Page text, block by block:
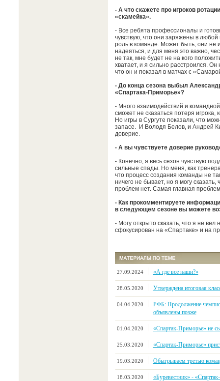
- А что скажете про игроков
«скамейка».
- Все ребята профессионалы и
чувствую, что они заряжены в
роль в команде. Может быть, они не
надеяться, и для меня это важно,
не так, мне будет не на кого
хватает, и я сильно расстроился. Он
что он и показал в матчах с
- До конца сезона выбыл
«Спартака-Приморье»?
- Много взаимодействий и
сможет не сказаться потеря
Но игры в Сургуте показали, что
запасе. И Володя Белов, и Андрей
доверие.
- А вы чувствуете доверие
- Конечно, я весь сезон чувствую
сильные спады. Но меня, как
что процесс создания команды не
ничего не бывает, но я могу
проблем нет. Самая главная
- Как прокомментируете
в следующем сезоне вы можете
- Могу открыто сказать, что я не вел
сфокусирован на «Спартаке» и на
27.09.2024 «А где все наши?»
28.05.2020 Утверждена итоговая
04.04.2020
РФБ: Продолжение
объявлены позже
01.04.2020 «Спартак-Приморье» не
25.03.2020 «Спартак-Приморье»
19.03.2020 Обыгрываем третью
18.03.2020
«Буревестник» -